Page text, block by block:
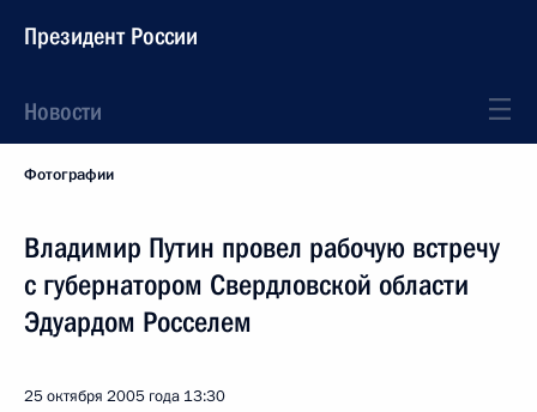
Президент России
Новости
Фотографии
Владимир Путин провел рабочую встречу
с губернатором Свердловской области
Эдуардом Росселем
25 октября 2005 года 13:30